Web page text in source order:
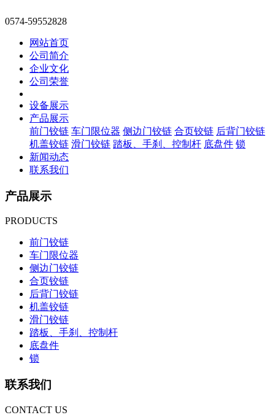
0574-59552828
网站首页
公司简介
企业文化
公司荣誉
设备展示
产品展示
前门铰链 车门限位器 侧边门铰链 合页铰链 后背门铰链
机盖铰链 滑门铰链 踏板、手刹、控制杆 底盘件 锁
新闻动态
联系我们
产品展示
PRODUCTS
前门铰链
车门限位器
侧边门铰链
合页铰链
后背门铰链
机盖铰链
滑门铰链
踏板、手刹、控制杆
底盘件
锁
联系我们
CONTACT US